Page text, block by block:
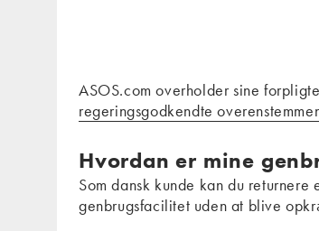
ASOS.com overholder sine
regeringsgodkendte
Hvordan er mine
Som dansk kunde kan du
genbrugsfacilitet uden at blive